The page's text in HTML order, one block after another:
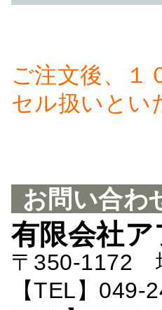
ご注文後、１
セル扱いとい
お問い合わ
有限会社
〒350-1172
【TEL】